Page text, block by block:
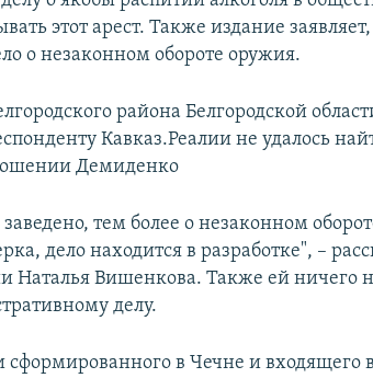
этот арест. Также издание
о незаконном обороте оружия.
района Белгородской
Кавказ.Реалии не удалось
Демиденко
тем более о незаконном
дело находится в разработке", –
Наталья Вишенкова. Также ей ничего
делу.
в Чечне и входящего в